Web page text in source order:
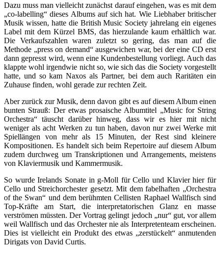
Dazu muss man vielleicht zunächst darauf eingehen, was es mit dem
„co-labelling“ dieses Albums auf sich hat. Wie Liebhaber britischer
Musik wissen, hatte die British Music Society jahrelang ein eigenes
Label mit dem Kürzel BMS, das hierzulande kaum erhältlich war.
Die Verkaufszahlen waren zuletzt so gering, das man auf die
Methode „press on demand“ ausgewichen war, bei der eine CD erst
dann gepresst wird, wenn eine Kundenbestellung vorliegt. Auch das
klappte wohl irgendwie nicht so, wie sich das die Society vorgestellt
hatte, und so kam Naxos als Partner, bei dem auch Raritäten ein
Zuhause finden, wohl gerade zur rechten Zeit.
Aber zurück zur Musik, denn davon gibt es auf diesem Album einen
bunten Strauß: Der etwas prosaische Albumtitel „Music for String
Orchestra“ täuscht darüber hinweg, dass wir es hier mit nicht
weniger als acht Werken zu tun haben, davon nur zwei Werke mit
Spiellängen von mehr als 15 Minuten, der Rest sind kleinere
Kompositionen. Es handelt sich beim Repertoire auf diesem Album
zudem durchweg um Transkriptionen und Arrangements, meistens
von Klaviermusik und Kammermusik.
So wurde Irelands Sonate in g-Moll für Cello und Klavier hier für
Cello und Streichorchester gesetzt. Mit dem fabelhaften „Orchestra
of the Swan“ und dem berühmten Cellisten Raphael Wallfisch sind
Top-Kräfte am Start, die interpretatorischen Glanz en masse
verströmen müssten. Der Vortrag gelingt jedoch „nur“ gut, vor allem
weil Wallfisch und das Orchester nie als Interpretenteam erscheinen.
Dies ist vielleicht ein Produkt des etwas „zerstückelt“ anmutenden
Dirigats von David Curtis.